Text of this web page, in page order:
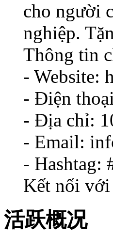
cho người
nghiệp.
Thông tin
- Website:
- Điện
- Địa chỉ:
- Email:
- Hashtag:
Kết nối với
活跃概况